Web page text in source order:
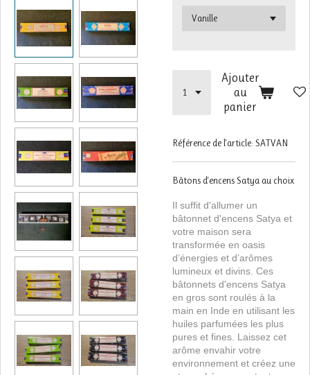
Ajouter
au
panier
Référence de l'article: SATVAN
Bâtons d'encens Satya au choix
Il suffit d'allumer un
bâtonnet d'encens Satya et
votre maison sera
transformée en oasis
d’énergies et d’arômes
lumineux et divins. Ces
bâtonnets d'encens Satya
en gros sont roulés à la
main en Inde en utilisant les
huiles parfumées les plus
pures et fines. Laissez cet
arôme envahir votre
environnement et créez une